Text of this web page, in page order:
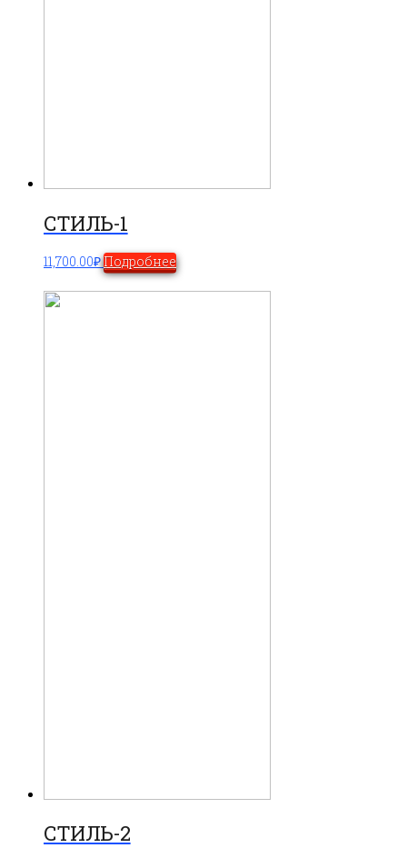
СТИЛЬ-1
11,700.00₽Подробнее
СТИЛЬ-2